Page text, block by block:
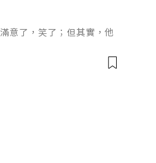
意了，笑了；但其實，他
。」這是女方的想法。
否則就太噁心了。」這是